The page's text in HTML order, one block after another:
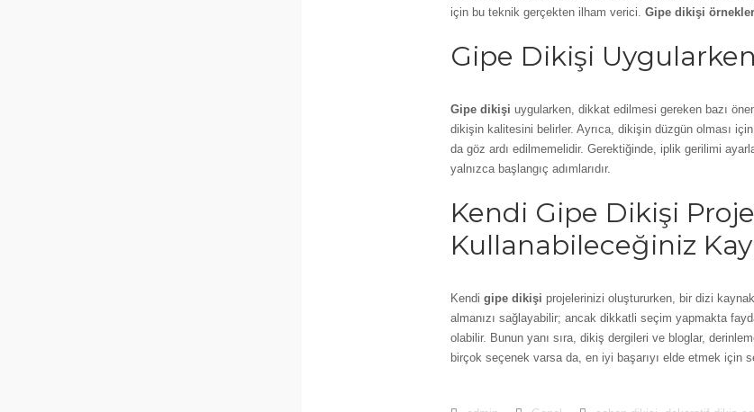
için bu teknik gerçekten ilham verici. Gipe dikişi
Gipe Dikişi
Gipe dikişi uygularken, dikkat edilmesi gereken bazı
dikişin kalitesini belirler. Ayrıca, dikişin düzgün olması
da göz ardı edilmemelidir. Gerektiğinde, iplik gerilimi
yalnızca başlangıç adımlarıdır.
Kendi Gipe Dikişi
Kullanabileceğiniz
Kendi gipe dikişi projelerinizi oluştururken, bir dizi
almanızı sağlayabilir; ancak dikkatli seçim yapmakta
olabilir. Bunun yanı sıra, dikiş dergileri ve bloglar,
birçok seçenek varsa da, en iyi başarıyı elde etmek için